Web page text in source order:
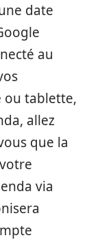
date
au
ou tablette,
allez
que la
via